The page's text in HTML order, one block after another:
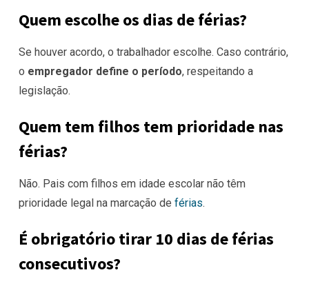
Quem escolhe os dias de férias?
Se houver acordo, o trabalhador escolhe. Caso contrário,
o empregador define o período, respeitando a
legislação.
Quem tem filhos tem prioridade nas
férias?
Não. Pais com filhos em idade escolar não têm
prioridade legal na marcação de férias.
É obrigatório tirar 10 dias de férias
consecutivos?